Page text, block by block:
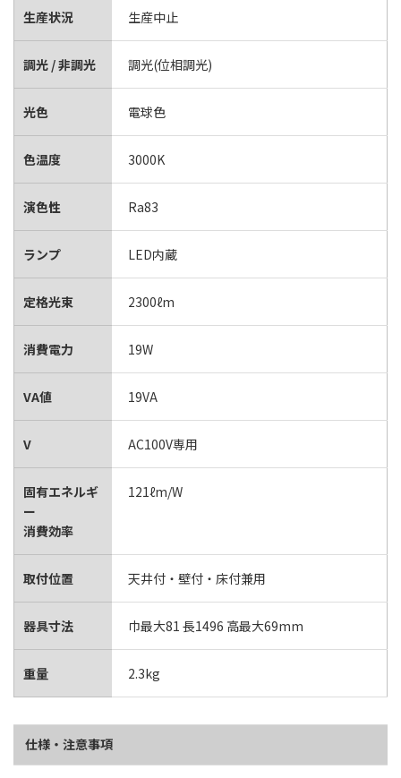
生産状況 生産中止
調光 / 非調光 調光(位相調光)
光色 電球色
色温度 3000K
演色性 Ra83
ランプ LED内蔵
定格光束 2300ℓm
消費電力 19W
VA値 19VA
V AC100V専用
固有エネルギ
ー
消費効率
121ℓm/W
取付位置 天井付・壁付・床付兼用
器具寸法 巾最大81 長1496 高最大69mm
重量 2.3kg
仕様・注意事項